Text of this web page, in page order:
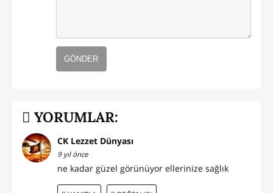
GÖNDER
YORUMLAR:
CK Lezzet Dünyası
9 yıl önce
ne kadar güzel görünüyor ellerinize sağlık